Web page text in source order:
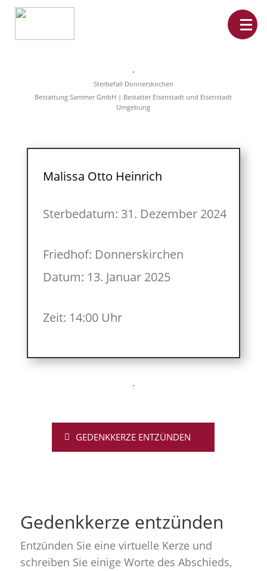
Rat&Hilfe
Sterbefälle
Sterbefall Donnerskirchen
Bestattung Sammer GmbH | Bestatter Eisenstadt und Eisenstadt
Umgebung
Malissa Otto Heinrich
Sterbedatum: 31. Dezember 2024
Friedhof: Donnerskirchen
Datum: 13. Januar 2025
Zeit: 14:00 Uhr
GEDENKKERZE ENTZÜNDEN
Gedenkkerze entzünden
Entzünden Sie eine virtuelle Kerze und
schreiben Sie einige Worte des Abschieds,